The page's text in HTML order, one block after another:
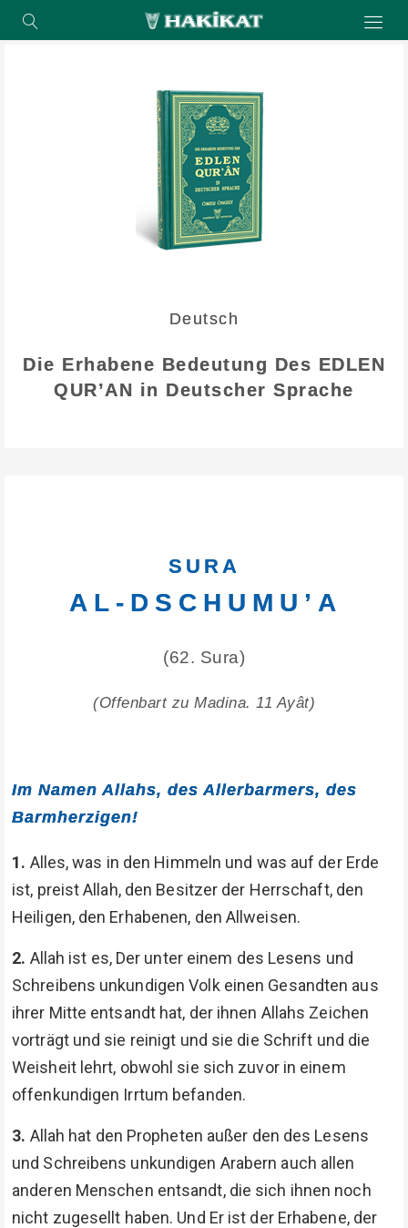
Deutsch
Die Erhabene Bedeutung Des EDLEN
QUR’AN in Deutscher Sprache
SURA
AL-DSCHUMU’A
(62. Sura)
(Offenbart zu Madina. 11 Ayât)
Im Namen Allahs, des Allerbarmers, des
Barmherzigen!
1. Alles, was in den Himmeln und was auf der Erde
ist, preist Allah, den Besitzer der Herrschaft, den
Heiligen, den Erhabenen, den Allweisen.
2. Allah ist es, Der unter einem des Lesens und
Schreibens unkundigen Volk einen Gesandten aus
ihrer Mitte entsandt hat, der ihnen Allahs Zeichen
vorträgt und sie reinigt und sie die Schrift und die
Weisheit lehrt, obwohl sie sich zuvor in einem
offenkundigen Irrtum befanden.
3. Allah hat den Propheten außer den des Lesens
und Schreibens unkundigen Arabern auch allen
anderen Menschen entsandt, die sich ihnen noch
nicht zugesellt haben. Und Er ist der Erhabene, der